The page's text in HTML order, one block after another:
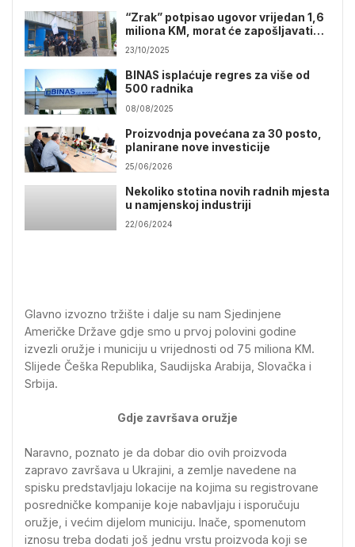
“Zrak” potpisao ugovor vrijedan 1,6
miliona KM, morat će zapošljavati
nove radnike
23/10/2025
BINAS isplaćuje regres za više od
500 radnika
08/08/2025
Proizvodnja povećana za 30 posto,
planirane nove investicije
25/06/2026
Nekoliko stotina novih radnih mjesta
u namjenskoj industriji
22/06/2024
Glavno izvozno tržište i dalje su nam Sjedinjene
Američke Države gdje smo u prvoj polovini godine
izvezli oružje i municiju u vrijednosti od 75 miliona KM.
Slijede Češka Republika, Saudijska Arabija, Slovačka i
Srbija.
Gdje završava oružje
Naravno, poznato je da dobar dio ovih proizvoda
zapravo završava u Ukrajini, a zemlje navedene na
spisku predstavljaju lokacije na kojima su registrovane
posredničke kompanije koje nabavljaju i isporučuju
oružje, i većim dijelom municiju. Inače, spomenutom
iznosu treba dodati još jednu vrstu proizvoda koji se